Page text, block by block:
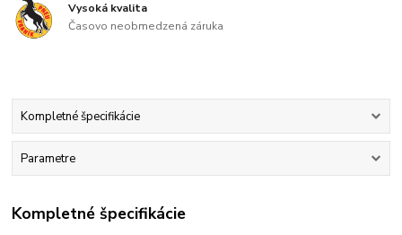
Vysoká kvalita
Časovo neobmedzená záruka
Kompletné špecifikácie
Parametre
Kompletné špecifikácie